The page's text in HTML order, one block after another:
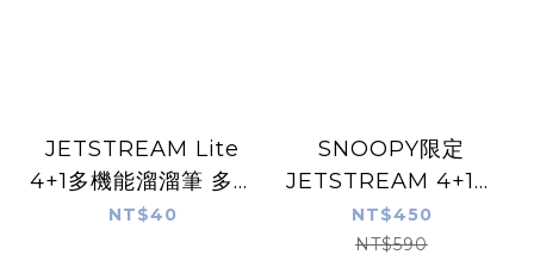
JETSTREAM Lite
4+1多機能溜溜筆 多色
筆 專用替芯 SXR-
NT$40
SNOOPY限定
JETSTREAM 4+1多
機能溜溜筆 0.5油性原
子筆｜日本uni
NT$450
NT$590